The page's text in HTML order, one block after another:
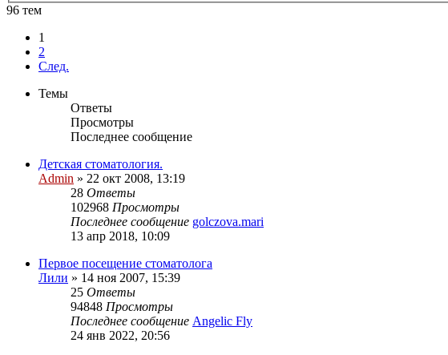
96 тем
1
2
След.
Темы
Ответы
Просмотры
Последнее сообщение
Детская стоматология.
Admin » 22 окт 2008, 13:19
28 Ответы
102968 Просмотры
Последнее сообщение golczova.mari
13 апр 2018, 10:09
Первое посещение стоматолога
Лили » 14 ноя 2007, 15:39
25 Ответы
94848 Просмотры
Последнее сообщение Angelic Fly
24 янв 2022, 20:56